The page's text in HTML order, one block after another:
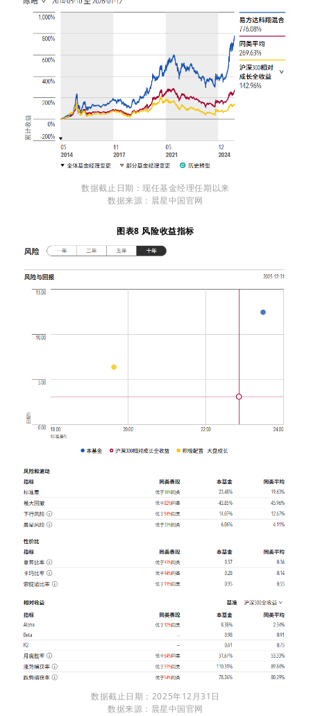
数据截止日期：现任基金经理任期以来
数据来源：晨星中国官网
图表8 风险收益指标
数据截止日期：2025年12月31日
数据来源：晨星中国官网